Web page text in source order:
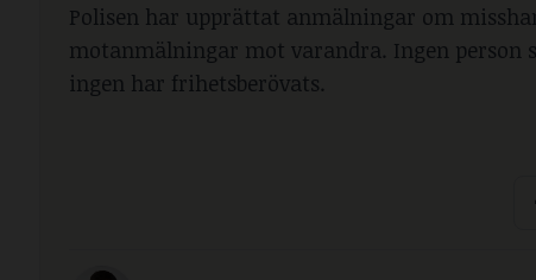
Polisen har upprättat anmälningar om
motanmälningar mot varandra. Ingen person
ingen har frihetsberövats.